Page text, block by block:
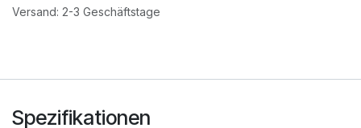
Versand: 2-3 Geschäftstage
Spezifikationen